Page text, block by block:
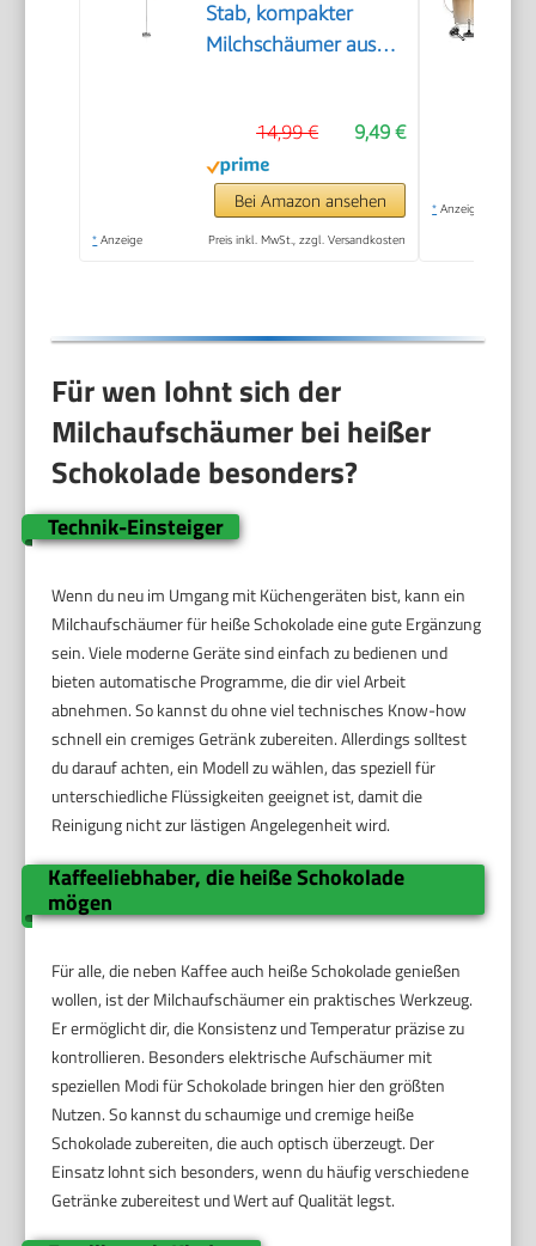
Stab, kompakter
Milchschäumer aus
Batteriebetrieb und
einfacher
Handhabung, inkl. 2
Batterien, schwarz,
9,49 €
14,99 €
Bei Amazon ansehen
* Anzeige Preis inkl. MwSt., zzgl. Versandkosten
* Anzeige
Für wen lohnt sich der
Milchaufschäumer bei heißer
Schokolade besonders?
Technik-Einsteiger
Wenn du neu im Umgang mit Küchengeräten bist, kann ein
Milchaufschäumer für heiße Schokolade eine gute Ergänzung
sein. Viele moderne Geräte sind einfach zu bedienen und
bieten automatische Programme, die dir viel Arbeit
abnehmen. So kannst du ohne viel technisches Know-how
schnell ein cremiges Getränk zubereiten. Allerdings solltest
du darauf achten, ein Modell zu wählen, das speziell für
unterschiedliche Flüssigkeiten geeignet ist, damit die
Reinigung nicht zur lästigen Angelegenheit wird.
Kaffeeliebhaber, die heiße Schokolade
mögen
Für alle, die neben Kaffee auch heiße Schokolade genießen
wollen, ist der Milchaufschäumer ein praktisches Werkzeug.
Er ermöglicht dir, die Konsistenz und Temperatur präzise zu
kontrollieren. Besonders elektrische Aufschäumer mit
speziellen Modi für Schokolade bringen hier den größten
Nutzen. So kannst du schaumige und cremige heiße
Schokolade zubereiten, die auch optisch überzeugt. Der
Einsatz lohnt sich besonders, wenn du häufig verschiedene
Getränke zubereitest und Wert auf Qualität legst.